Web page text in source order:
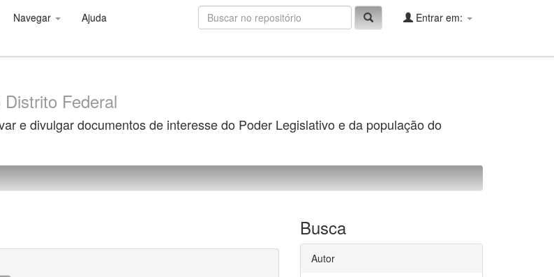
Navegar Ajuda Entrar em:
Federal
e divulgar documentos de interesse do Poder Legislativo e da população do
Busca
Autor